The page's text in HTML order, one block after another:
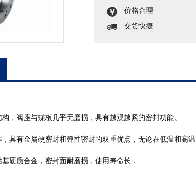
价格合理
交货快捷
，阀座与蝶板几乎无磨损，具有越观越紧的密封功能。
具有金属硬密封和弹性密封的双重优点，无论在低温和高
硬质合金，密封面耐磨损，使用寿命长．